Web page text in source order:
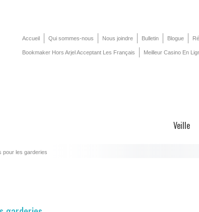
Accueil Qui sommes-nous Nous joindre Bulletin Blogue
Bookmaker Hors Arjel Acceptant Les Français Meilleur Casino En
Veille
pour les garderies